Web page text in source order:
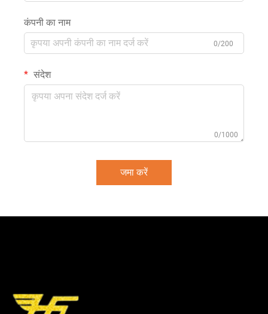
कंपनी का नाम
0/200
संदेश
0/1000
जमा करें